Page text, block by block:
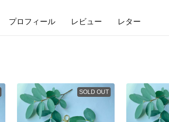
プロフィール レビュー レター
SOLD OUT